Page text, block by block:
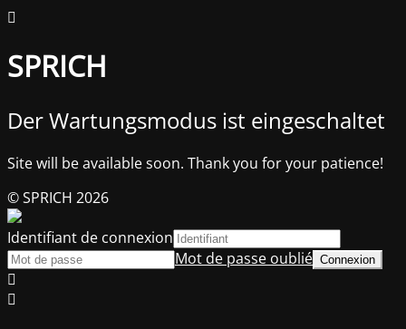
SPRICH
Der Wartungsmodus ist eingeschaltet
Site will be available soon. Thank you for your patience!
© SPRICH 2026
Identifiant de connexion
Mot de passe oublié